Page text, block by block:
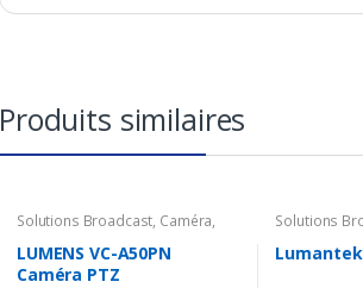
Produits similaires
Solutions Broadcast, Caméra,
LUMENS VC-A50PN
Caméra PTZ
Solutions
Lumantek